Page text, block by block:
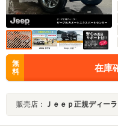
無
料
在庫
販売店： Ｊｅｅｐ正規ディーラー